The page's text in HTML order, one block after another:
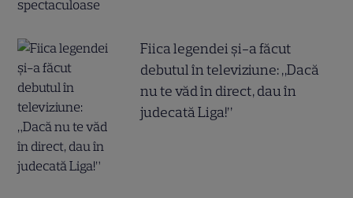
Fiica legendei și-a făcut
debutul în televiziune: „Dacă
nu te văd în direct, dau în
judecată Liga!”